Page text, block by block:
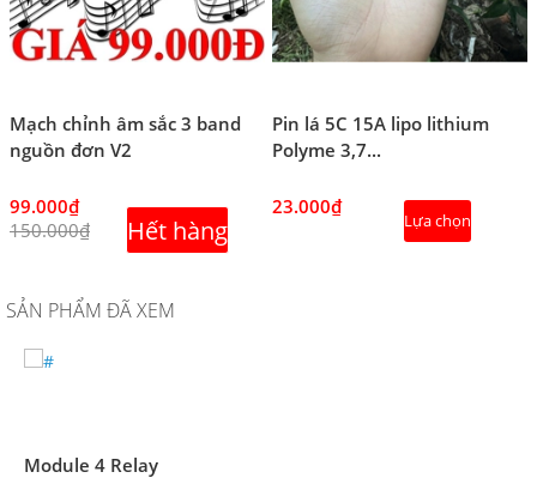
Mạch chỉnh âm sắc 3 band
nguồn đơn V2
99.000₫
150.000₫
Hết hàng
Pin lá 5C 15A lipo lithium
Polyme 3,7...
23.000₫
Lựa chọn
SẢN PHẨM ĐÃ XEM
Module 4 Relay